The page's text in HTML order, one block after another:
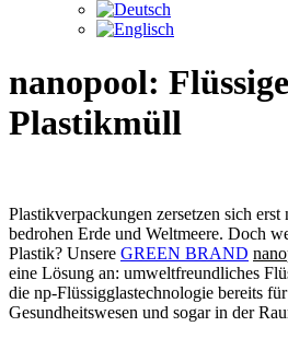
nanopool:
Plastikmüll
Plastikverpackungen zersetzen sich erst
bedrohen Erde und Weltmeere. Doch
Plastik? Unsere GREEN BRAND
eine Lösung an: umweltfreundliches
die np-Flüssigglastechnologie bereits
Gesundheitswesen und sogar in der